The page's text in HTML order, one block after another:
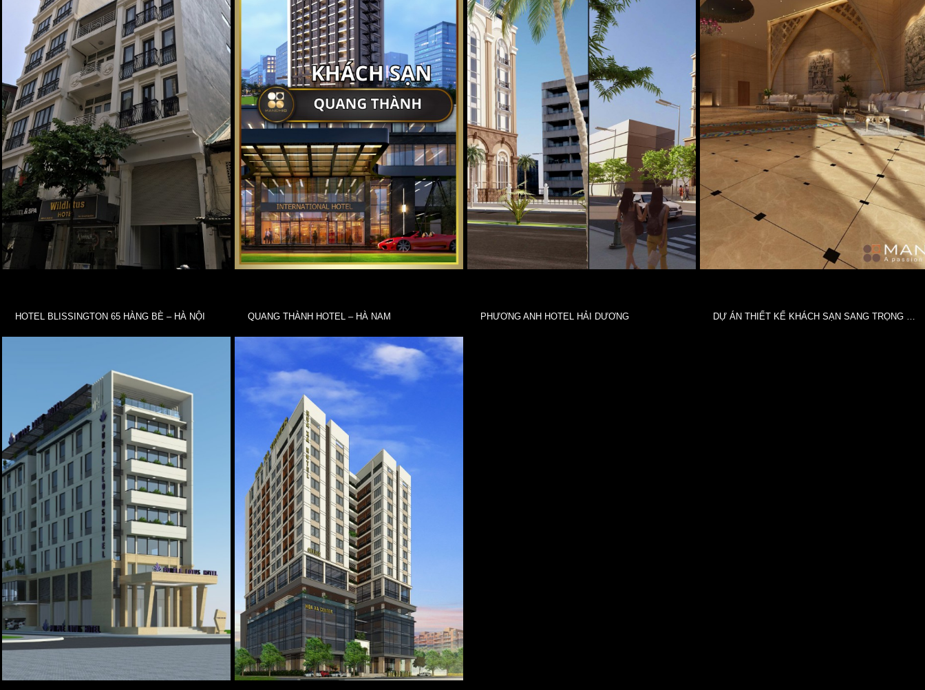
HOTEL BLISSINGTON 65 HÀNG BÈ – HÀ NỘI QUANG THÀNH HOTEL – HÀ NAM PHƯƠNG ANH HOTEL HẢI DƯƠNG DỰ ÁN THIẾT KẾ KHÁCH SẠN SANG TRỌNG ĐẲNG CẤP